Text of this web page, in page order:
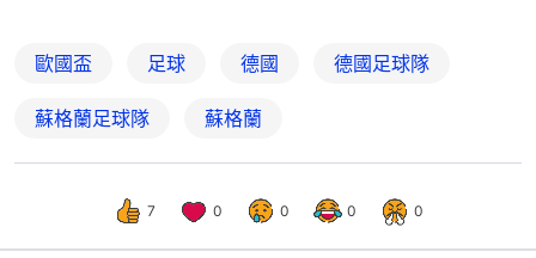
歐國盃 足球 德國 德國足球隊
蘇格蘭足球隊 蘇格蘭
7 0 0 0 0